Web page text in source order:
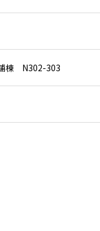
棟 N302-303